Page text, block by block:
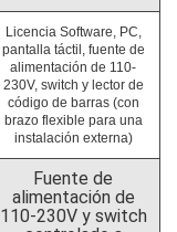
Licencia Software, PC,
pantalla táctil, fuente de
alimentación de 110-
230V, switch y lector de
código de barras (con
brazo flexible para una
instalación externa)
Fuente de
alimentación de
110-230V y switch